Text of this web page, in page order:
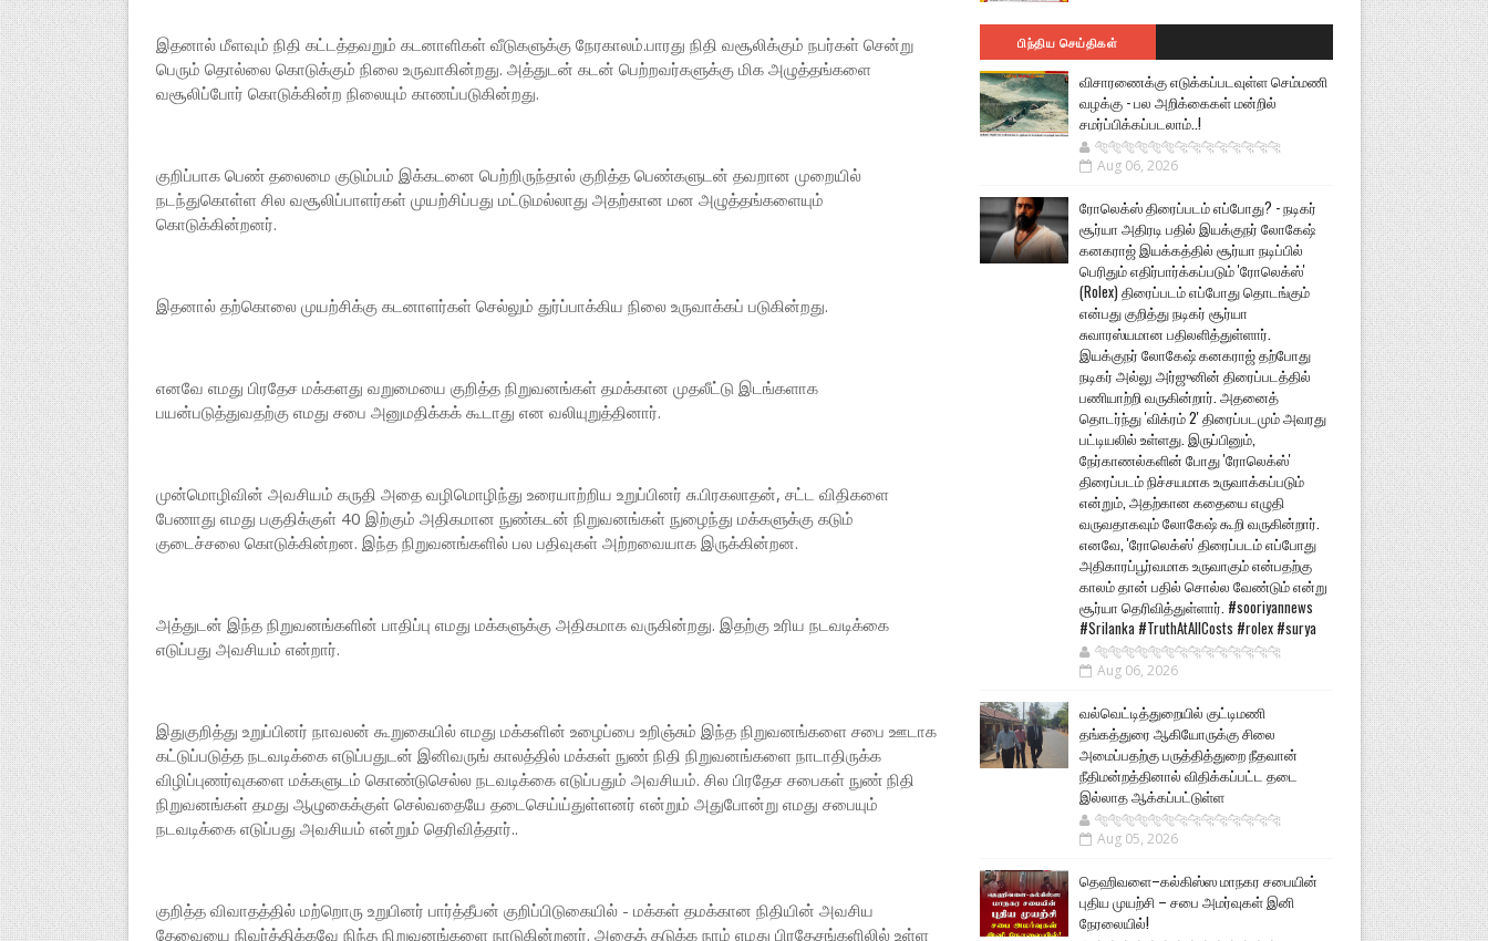
இதனால் மீளவும் நிதி கட்டத்தவறும் கடனாளிகள் வீடுகளுக்கு நேரகாலம்.பாரது நிதி வசூலிக்கும் நபர்கள் சென்று
பெரும் தொல்லை கொடுக்கும் நிலை உருவாகின்றது. அத்துடன் கடன் பெற்றவர்களுக்கு மிக அழுத்தங்களை
வசூலிப்போர் கொடுக்கின்ற நிலையும் காணப்படுகின்றது.
குறிப்பாக பெண் தலைமை குடும்பம் இக்கடனை பெற்றிருந்தால் குறித்த பெண்களுடன் தவறான முறையில்
நடந்துகொள்ள சில வசூலிப்பாளர்கள் முயற்சிப்பது மட்டுமல்லாது அதற்கான மன அழுத்தங்களையும்
கொடுக்கின்றனர்.
இதனால் தற்கொலை முயற்சிக்கு கடனாளர்கள் செல்லும் துர்ப்பாக்கிய நிலை உருவாக்கப் படுகின்றது.
எனவே எமது பிரதேச மக்களது வறுமையை குறித்த நிறுவனங்கள் தமக்கான முதலீட்டு இடங்களாக
பயன்படுத்துவதற்கு எமது சபை அனுமதிக்கக் கூடாது என வலியுறுத்தினார்.
முன்மொழிவின் அவசியம் கருதி அதை வழிமொழிந்து உரையாற்றிய உறுப்பினர் சு.பிரகலாதன், சட்ட விதிகளை
பேணாது எமது பகுதிக்குள் 40 இற்கும் அதிகமான நுண்கடன் நிறுவனங்கள் நுழைந்து மக்களுக்கு கடும்
குடைச்சலை கொடுக்கின்றன. இந்த நிறுவனங்களில் பல பதிவுகள் அற்றவையாக இருக்கின்றன.
அத்துடன் இந்த நிறுவனங்களின் பாதிப்பு எமது மக்களுக்கு அதிகமாக வருகின்றது. இதற்கு உரிய நடவடிக்கை
எடுப்பது அவசியம் என்றார்.
இதுகுறித்து உறுப்பினர் நாவலன் கூறுகையில் எமது மக்களின் உழைப்பை உறிஞ்சும் இந்த நிறுவனங்களை சபை ஊடாக
கட்டுப்படுத்த நடவடிக்கை எடுப்பதுடன் இனிவருங் காலத்தில் மக்கள் நுண் நிதி நிறுவனங்களை நாடாதிருக்க
விழிப்புணர்வுகளை மக்களுடம் கொண்டுசெல்ல நடவடிக்கை எடுப்பதும் அவசியம். சில பிரதேச சபைகள் நுண் நிதி
நிறுவனங்கள் தமது ஆழுகைக்குள் செல்வதையே தடைசெய்ய்துள்ளனர் என்றும் அதுபோன்று எமது சபையும்
நடவடிக்கை எடுப்பது அவசியம் என்றும் தெரிவித்தார்..
குறித்த விவாதத்தில் மற்றொரு உறுபினர் பார்த்தீபன் குறிப்பிடுகையில் - மக்கள் தமக்கான நிதியின் அவசிய
தேவையை நிவர்த்திக்கவே நிந்த நிறுவனங்களை நாடுகின்றனர். அதைத் தடுக்க நாம் எமது பிரதேசங்களிலில் உள்ள
பிந்திய செய்திகள்
விசாரணைக்கு எடுக்கப்படவுள்ள செம்மணி
வழக்கு - பல அறிக்கைகள் மன்றில்
சமர்ப்பிக்கப்படலாம்..!
🐅🐅🐅🐅🐅🐅🐆🐆🐆🐆🐆🐆🐆🐆
Aug 06, 2026
ரோலெக்ஸ் திரைப்படம் எப்போது? - நடிகர்
சூர்யா அதிரடி பதில் இயக்குநர் லோகேஷ்
கனகராஜ் இயக்கத்தில் சூர்யா நடிப்பில்
பெரிதும் எதிர்பார்க்கப்படும் 'ரோலெக்ஸ்'
(Rolex) திரைப்படம் எப்போது தொடங்கும்
என்பது குறித்து நடிகர் சூர்யா
சுவாரஸ்யமான பதிலளித்துள்ளார்.
இயக்குநர் லோகேஷ் கனகராஜ் தற்போது
நடிகர் அல்லு அர்ஜுனின் திரைப்படத்தில்
பணியாற்றி வருகின்றார். அதனைத்
தொடர்ந்து 'விக்ரம் 2' திரைப்படமும் அவரது
பட்டியலில் உள்ளது. இருப்பினும்,
நேர்காணல்களின் போது 'ரோலெக்ஸ்'
திரைப்படம் நிச்சயமாக உருவாக்கப்படும்
என்றும், அதற்கான கதையை எழுதி
வருவதாகவும் லோகேஷ் கூறி வருகின்றார்.
எனவே, 'ரோலெக்ஸ்' திரைப்படம் எப்போது
அதிகாரப்பூர்வமாக உருவாகும் என்பதற்கு
காலம் தான் பதில் சொல்ல வேண்டும் என்று
சூர்யா தெரிவித்துள்ளார். #sooriyannews
#Srilanka #TruthAtAllCosts #rolex #surya
🐅🐅🐅🐅🐅🐅🐆🐆🐆🐆🐆🐆🐆🐆
Aug 06, 2026
வல்வெட்டித்துறையில் குட்டிமணி
தங்கத்துரை ஆகியோருக்கு சிலை
அமைப்பதற்கு பருத்தித்துறை நீதவான்
நீதிமன்றத்தினால் விதிக்கப்பட்ட தடை
இல்லாத ஆக்கப்பட்டுள்ள
🐅🐅🐅🐅🐅🐅🐆🐆🐆🐆🐆🐆🐆🐆
Aug 05, 2026
தெஹிவளை–கல்கிஸ்ஸ மாநகர சபையின்
புதிய முயற்சி – சபை அமர்வுகள் இனி
நேரலையில்!